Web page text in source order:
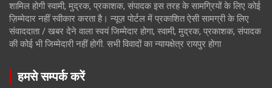
शामिल होगी स्वामी, मुद्रक, प्रकाशक, संपादक इस तरह के सामग्रियों के लिए कोई
ज़िम्मेदार नहीं स्वीकार करता है। न्यूज़ पोर्टल में प्रकाशित ऐसी सामग्री के लिए
संवाददाता / खबर देने वाला स्वयं जिम्मेदार होगा, स्वामी, मुद्रक, प्रकाशक, संपादक
की कोई भी जिम्मेदारी नहीं होगी. सभी विवादों का न्यायक्षेत्र रायपुर होगा
हमसे सम्पर्क करें